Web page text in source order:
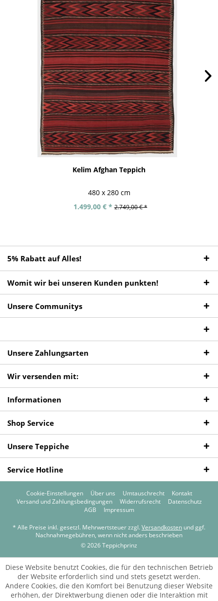
Kelim Afghan Teppich
480 x 280 cm
1.499,00 € * 2.749,00 € *
5% Rabatt auf Alles!
Womit wir bei unseren Kunden punkten!
Unsere Communitys
Unsere Zahlungsarten
Wir versenden mit:
Informationen
Shop Service
Unsere Teppiche
Service Hotline
Cookie-Einstellungen Über uns Umtauschrecht
Kontakt
Versand und Zahlungsbedingungen
Widerrufsrecht
Datenschutz
AGB
Impressum
* Alle Preise inkl. gesetzl. Mehrwertsteuer zzgl. Versandkosten und ggf.
Nachnahmegebühren, wenn nicht anders beschrieben
© 2026 Teppichprinz
Diese Website benutzt Cookies, die für den technischen Betrieb
der Website erforderlich sind und stets gesetzt werden.
Andere Cookies, die den Komfort bei Benutzung dieser Website
erhöhen, der Direktwerbung dienen oder die Interaktion mit